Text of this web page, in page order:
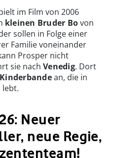
im Film von 2006
kleinen Bruder Bovon
sollen in Folge einer
Familie voneinander
Prosper nicht
sie nach Venedig. Dort
Kinderbandean, die in
lebt.
Neuer
neue Regie,